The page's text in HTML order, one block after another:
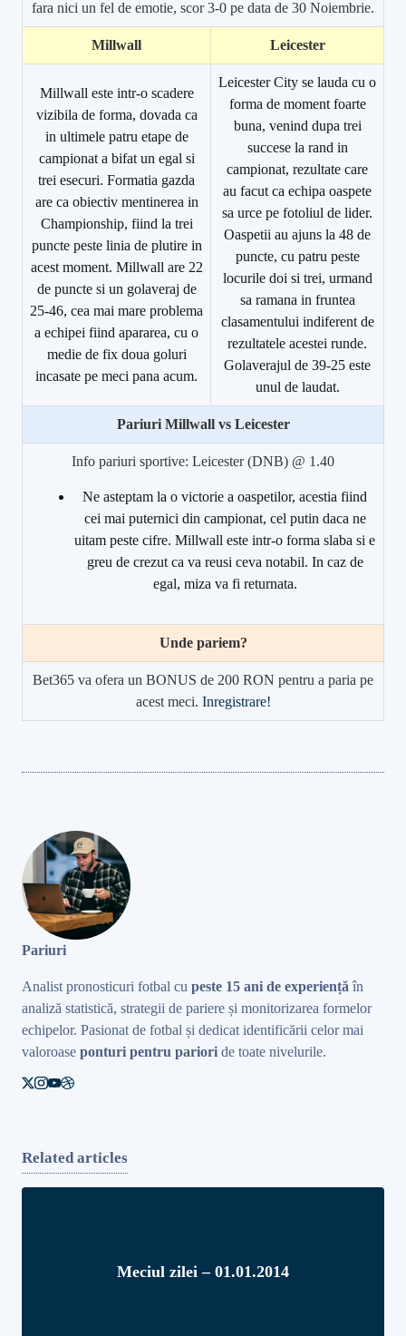
fara nici un fel de emotie, scor 3-0 pe data de 30 Noiembrie.
Millwall Leicester
Millwall este intr-o scadere
vizibila de forma, dovada ca
in ultimele patru etape de
campionat a bifat un egal si
trei esecuri. Formatia gazda
are ca obiectiv mentinerea in
Championship, fiind la trei
puncte peste linia de plutire in
acest moment. Millwall are 22
de puncte si un golaveraj de
25-46, cea mai mare problema
a echipei fiind apararea, cu o
medie de fix doua goluri
incasate pe meci pana acum.
Leicester City se lauda cu o
forma de moment foarte
buna, venind dupa trei
succese la rand in
campionat, rezultate care
au facut ca echipa oaspete
sa urce pe fotoliul de lider.
Oaspetii au ajuns la 48 de
puncte, cu patru peste
locurile doi si trei, urmand
sa ramana in fruntea
clasamentului indiferent de
rezultatele acestei runde.
Golaverajul de 39-25 este
unul de laudat.
Pariuri Millwall vs Leicester
Info pariuri sportive: Leicester (DNB) @ 1.40
Ne asteptam la o victorie a oaspetilor, acestia fiind
cei mai puternici din campionat, cel putin daca ne
uitam peste cifre. Millwall este intr-o forma slaba si e
greu de crezut ca va reusi ceva notabil. In caz de
egal, miza va fi returnata.
Unde pariem?
Bet365 va ofera un BONUS de 200 RON pentru a paria pe
acest meci. Inregistrare!
Pariuri
Analist pronosticuri fotbal cu peste 15 ani de experiență în
analiză statistică, strategii de pariere și monitorizarea formelor
echipelor. Pasionat de fotbal și dedicat identificării celor mai
valoroase ponturi pentru pariori de toate nivelurile.
Related articles
Meciul zilei – 01.01.2014